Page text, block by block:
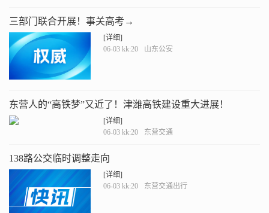
三部门联合开展！事关高考→
[详细]
06-03 kk:20
山东公安
东营人的“高铁梦”又近了！津潍高铁建设重大进展！
[详细]
06-03 kk:20
东营交通
138路公交临时调整走向
[详细]
06-03 kk:20
东营交通出行